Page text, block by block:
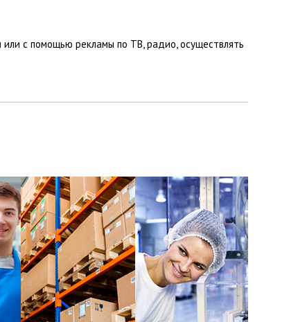
с помощью рекламы по ТВ, радио, осуществлять